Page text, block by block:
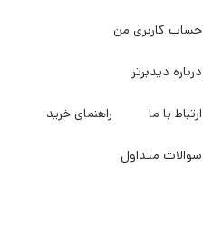
حساب کاربری من
درباره دیدبرتر
ارتباط با ما راهنمای خرید
سوالات متداول